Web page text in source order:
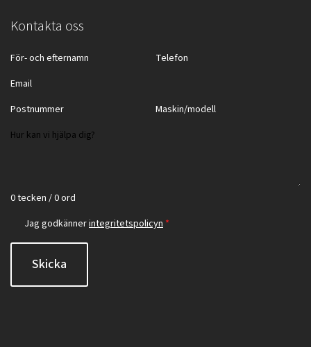
Kontakta oss
0 tecken / 0 ord
Jag godkännerintegritetspolicyn *
Skicka